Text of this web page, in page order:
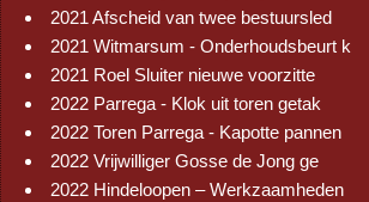
2021 Afscheid van twee bestuursled
2021 Witmarsum - Onderhoudsbeurt k
2021 Roel Sluiter nieuwe voorzitte
2022 Parrega - Klok uit toren getak
2022 Toren Parrega - Kapotte pannen
2022 Vrijwilliger Gosse de Jong ge
2022 Hindeloopen – Werkzaamheden